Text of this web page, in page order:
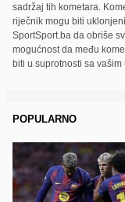
sadržaj tih kometara.
riječnik mogu biti
SportSport.ba da obriše
mogućnost da među
biti u suprotnosti sa
POPULARNO